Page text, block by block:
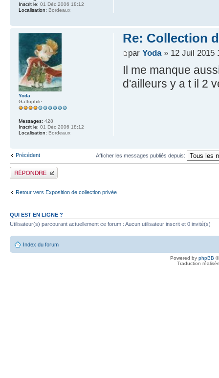
Inscrit le: 01 Déc 2006 18:12
Localisation: Bordeaux
Re: Collection
par Yoda» 12 Juil 2015
Il me manque
d'ailleurs y a t il 2
Yoda
Gaffophile
Messages: 428
Inscrit le: 01 Déc 2006 18:12
Localisation: Bordeaux
Précédent Afficher les messages publiés depuis:
Publier une réponse
Retour vers Exposition de collection privée
QUI EST EN LIGNE ?
Utilisateur(s) parcourant actuellement ce forum : Aucun utilisateur inscrit et 0 invité(s)
Index du forum
Powered by phpBB
Traduction